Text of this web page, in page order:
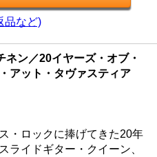
品など)
ン／20イヤーズ・オブ・
アット・タヴァスティア
・ロックに捧げてきた20年
ライドギター・クイーン、